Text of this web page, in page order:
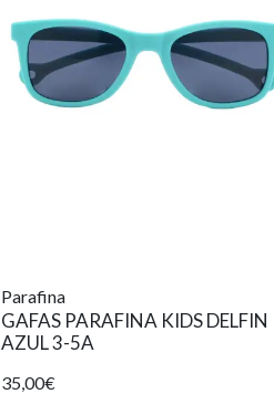
Parafina
GAFAS PARAFINA KIDS DELFIN
AZUL 3-5A
35,00€